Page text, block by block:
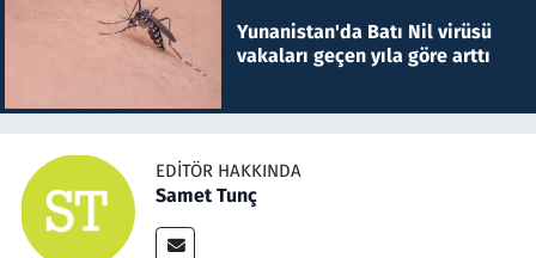
Yunanistan'da Batı Nil virüsü
vakaları geçen yıla göre arttı
EDITÖR HAKKINDA
Samet Tunç